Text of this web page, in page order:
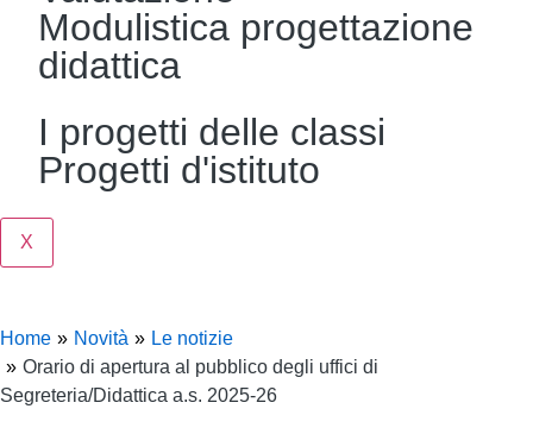
Modulistica progettazione
didattica
I progetti delle classi
Progetti d'istituto
X
Home Novità
Le notizie
Orario di apertura al pubblico degli uffici di
Segreteria/Didattica a.s. 2025-26